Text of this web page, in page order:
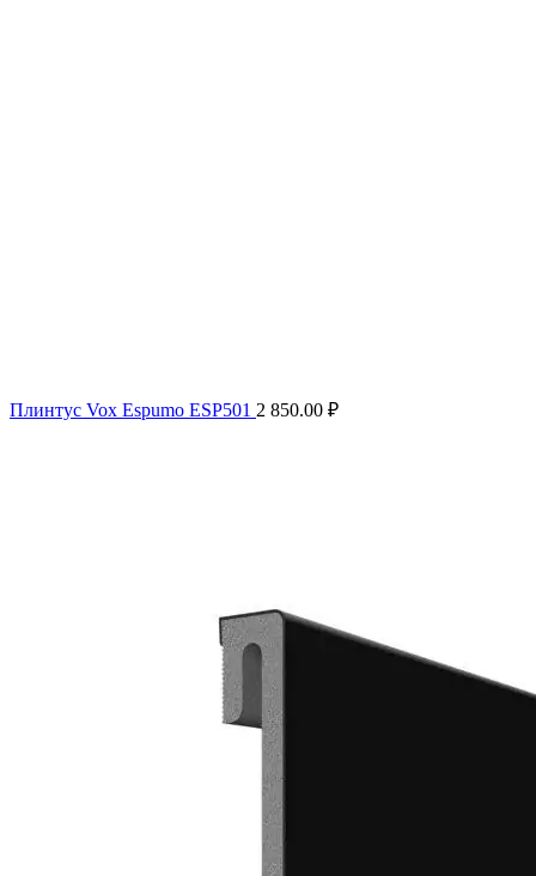
Плинтус Vox Espumo ESP501 2 850.00 ₽